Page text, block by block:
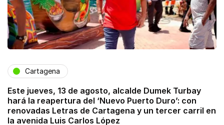
Cartagena
Este jueves, 13 de agosto, alcalde Dumek Turbay
hará la reapertura del ‘Nuevo Puerto Duro’: con
renovadas Letras de Cartagena y un tercer carril en
la avenida Luis Carlos López